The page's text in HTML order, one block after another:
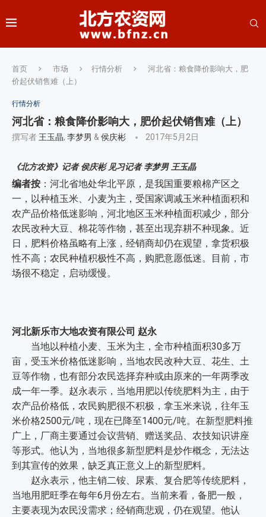
首页 市场 行情分析
河北省：粮食降价影响大，肥
价起伏销售难（上）
行情分析
河北省：粮食降价影响大，肥价起伏销售难（上）
撰写者 王玉晶, 李梦男 & 侯庆彬 2017年5月2日
《北方农资》记者 侯庆彬 见习记者 李梦男 王玉晶
编者按 ：河北省地处华北平原，是我国重要粮棉产区之
一，以种植玉米、小麦为主，受国家调减玉米种植面积和
农产品价格低迷影响，河北地区玉米种植面积减少，部分
农民改种大豆、棉花等作物，甚至出现弃耕不种现象。近
日，肥料价格虽略有上涨，经销商却仍在观望，拿货积极
性不高；农民种植积极性不高，购肥意愿低迷。目前，市
场很不稳定，启动缓慢。
河北新乐市大地农资有限公司 赵永
当地以种植小麦、玉米为主，全市种植面积30多万
亩，受玉米价格低迷影响，当地农民改种大豆、花生、土
豆等作物，也有部分农民选择弃种或由原来的一年两季改
成一年一季。赵永表示，当地用肥以传统肥料为主，由于
农产品价格低，农民购肥很不积极，拿玉米来说，往年玉
米价格2500元/吨，现在已降至1400元/吨。在新型肥料推
广上，厂商主要通过会议营销、赠送奖品、农技知识讲座
等形式。他认为，当地很多新型肥料是炒作概念，无法达
到其宣传的效果，缺乏真正意义上的新型肥料。
赵永表示，他主销二铵、尿素、复合肥等传统肥料，
当地用肥旺季在每年6月份左右。当前来看，备肥一般，
主要表现为农民没需求；经销商悲观，仍在观望。他认